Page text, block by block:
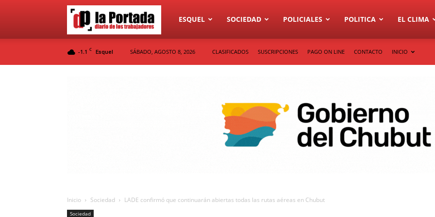
Diario
ESQUEL SOCIEDAD POLICIALES POLITICA EL CLIMA
-1.1 C Esquel SÁBADO, AGOSTO 8, 2026 CLASIFICADOS SUSCRIPCIONES PAGO ON LINE CONTACTO INICIO
Inicio Sociedad LADE confirmó que continuarán abiertas todas las rutas aéreas en Chubut
Sociedad